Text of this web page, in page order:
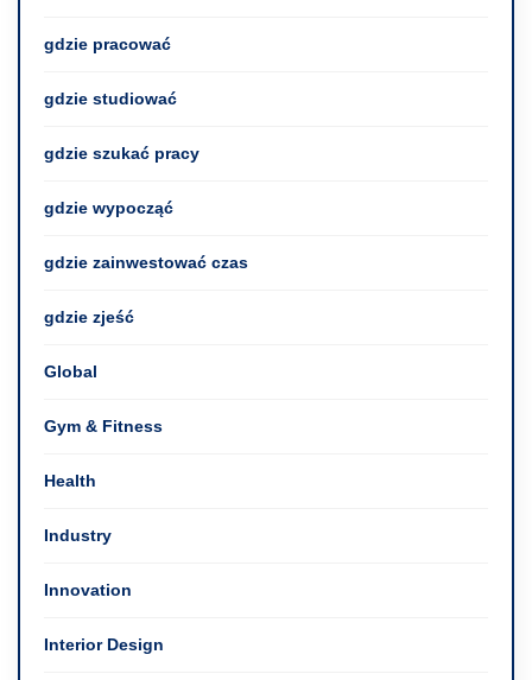
gdzie pracować
gdzie studiować
gdzie szukać pracy
gdzie wypocząć
gdzie zainwestować czas
gdzie zjeść
Global
Gym & Fitness
Health
Industry
Innovation
Interior Design